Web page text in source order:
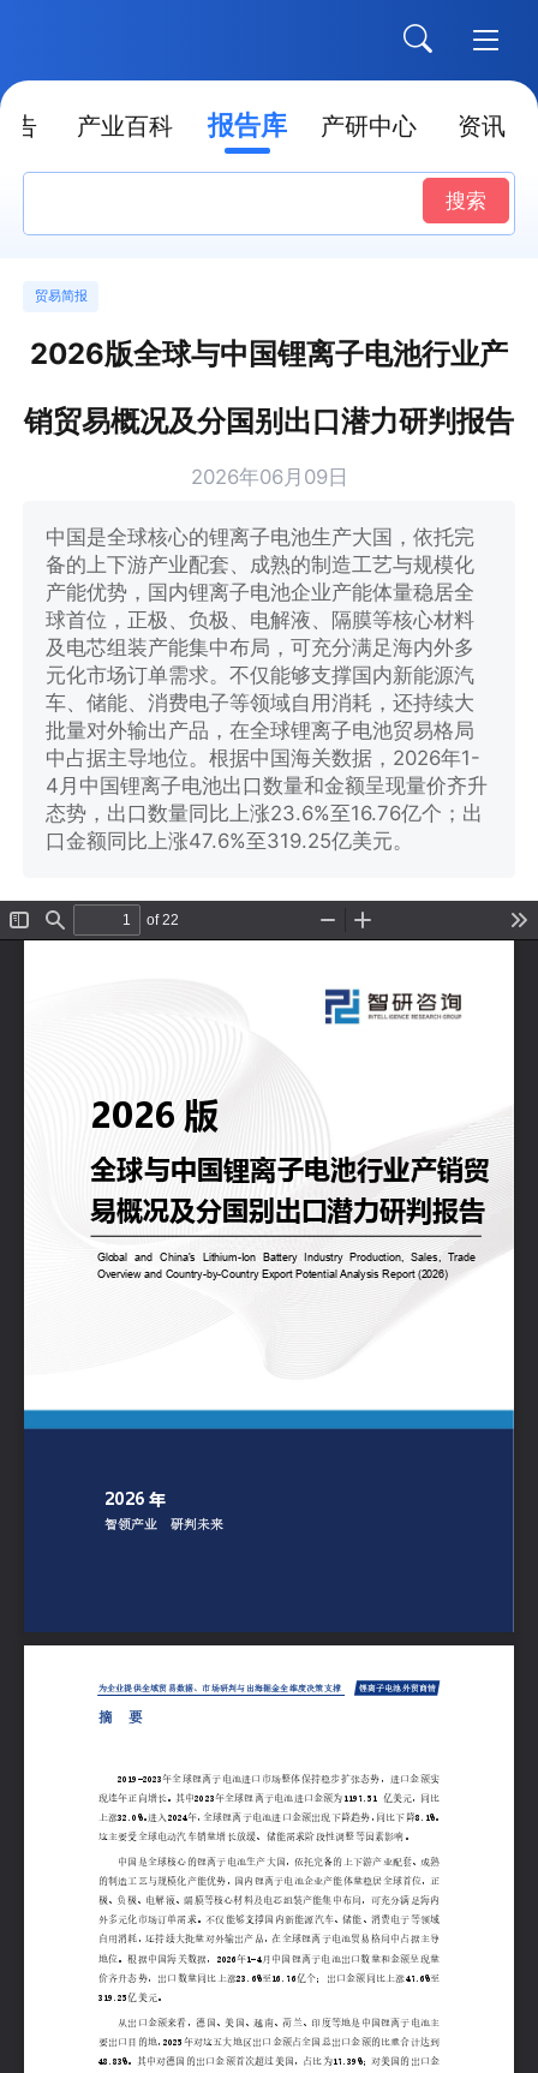
告 产业百科 报告库 产研中心 资讯
搜索
贸易简报
2026版全球与中国锂离子电池行业产
销贸易概况及分国别出口潜力研判报告
2026年06月09日
中国是全球核心的锂离子电池生产大国，依托完
备的上下游产业配套、成熟的制造工艺与规模化
产能优势，国内锂离子电池企业产能体量稳居全
球首位，正极、负极、电解液、隔膜等核心材料
及电芯组装产能集中布局，可充分满足海内外多
元化市场订单需求。不仅能够支撑国内新能源汽
车、储能、消费电子等领域自用消耗，还持续大
批量对外输出产品，在全球锂离子电池贸易格局
中占据主导地位。根据中国海关数据，2026年1-
4月中国锂离子电池出口数量和金额呈现量价齐升
态势，出口数量同比上涨23.6%至16.76亿个；出
口金额同比上涨47.6%至319.25亿美元。